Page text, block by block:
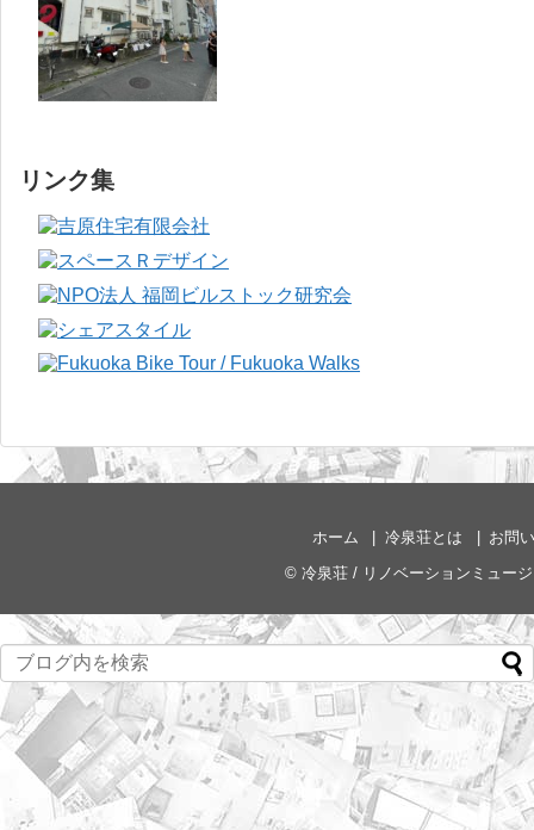
リンク集
ホーム 冷泉荘とは
お問
© 冷泉荘 / リノベーションミュー